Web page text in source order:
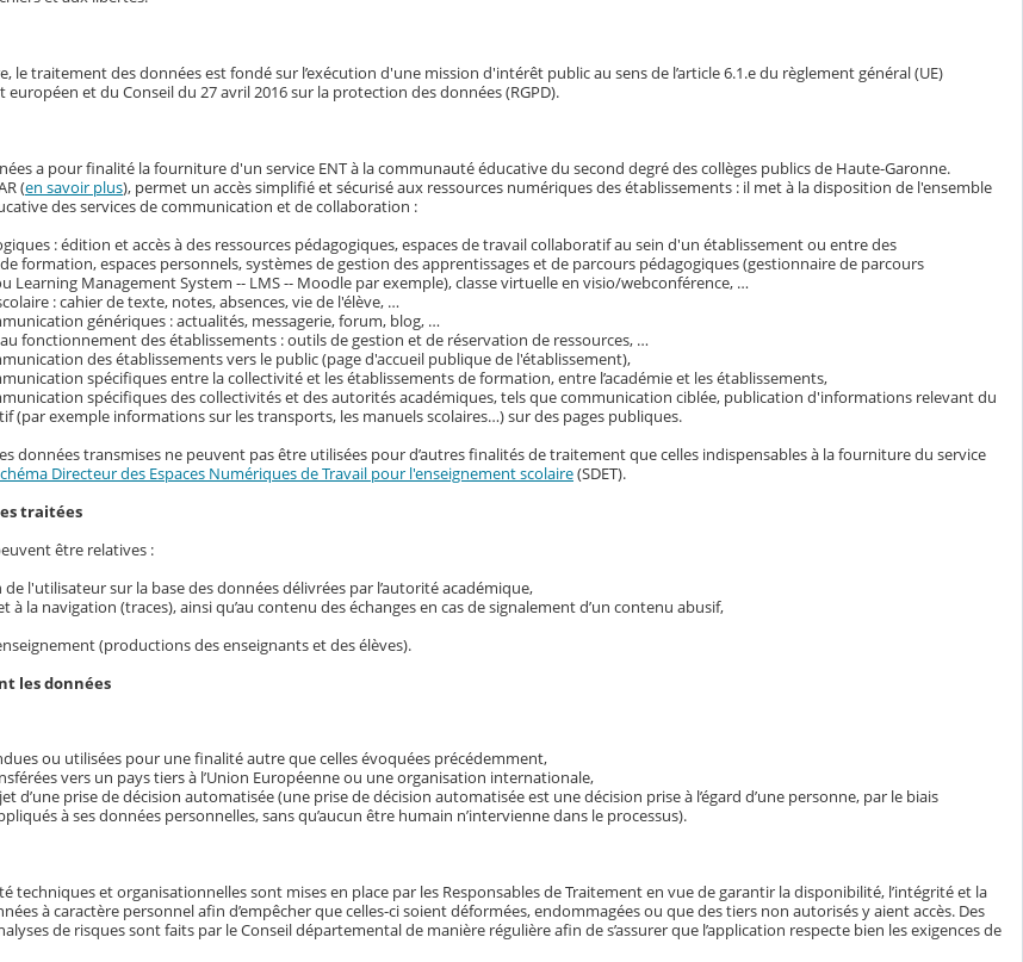
le traitement des données est fondé sur l’exécution d'une mission d'intérêt public au sens de l’article 6.1.e du règlement général (UE)
européen et du Conseil du 27 avril 2016 sur la protection des données (RGPD).
a pour finalité la fourniture d'un service ENT à la communauté éducative du second degré des collèges publics de Haute-Garonne.
(en savoir plus), permet un accès simplifié et sécurisé aux ressources numériques des établissements : il met à la disposition de l'ensemble
des services de communication et de collaboration :
: édition et accès à des ressources pédagogiques, espaces de travail collaboratif au sein d'un établissement ou entre des
formation, espaces personnels, systèmes de gestion des apprentissages et de parcours pédagogiques (gestionnaire de parcours
Learning Management System -- LMS -- Moodle par exemple), classe virtuelle en visio/webconférence, …
: cahier de texte, notes, absences, vie de l'élève, …
génériques : actualités, messagerie, forum, blog, …
fonctionnement des établissements : outils de gestion et de réservation de ressources, …
des établissements vers le public (page d'accueil publique de l'établissement),
spécifiques entre la collectivité et les établissements de formation, entre l’académie et les établissements,
spécifiques des collectivités et des autorités académiques, tels que communication ciblée, publication d'informations relevant du
(par exemple informations sur les transports, les manuels scolaires…) sur des pages publiques.
données transmises ne peuvent pas être utilisées pour d’autres finalités de traitement que celles indispensables à la fourniture du service
Directeur des Espaces Numériques de Travail pour l'enseignement scolaire(SDET).
traitées
être relatives :
de l'utilisateur sur la base des données délivrées par l’autorité académique,
à la navigation (traces), ainsi qu’au contenu des échanges en cas de signalement d’un contenu abusif,
(productions des enseignants et des élèves).
les données
ou utilisées pour une finalité autre que celles évoquées précédemment,
vers un pays tiers à l’Union Européenne ou une organisation internationale,
d’une prise de décision automatisée (une prise de décision automatisée est une décision prise à l’égard d’une personne, par le biais
à ses données personnelles, sans qu’aucun être humain n’intervienne dans le processus).
techniques et organisationnelles sont mises en place par les Responsables de Traitement en vue de garantir la disponibilité, l’intégrité et la
à caractère personnel afin d’empêcher que celles-ci soient déformées, endommagées ou que des tiers non autorisés y aient accès. Des
de risques sont faits par le Conseil départemental de manière régulière afin de s’assurer que l’application respecte bien les exigences de